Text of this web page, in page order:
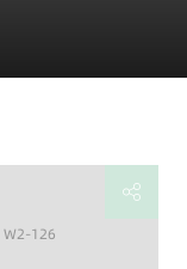
W2-126